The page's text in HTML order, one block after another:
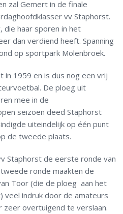
zal Gemert in de finale
vv Staphorst.
die haar sporen in het
dan verdiend heeft. Spanning
op sportpark Molenbroek.
in 1959 en is dus nog een vrij
De ploeg uit
mee in de
seizoen deed Staphorst
uiteindelijk op één punt
de tweede plaats.
Staphorst de eerste ronde van
ronde maakten de
Toor (die de ploeg aan het
veel indruk door de amateurs
zeer overtuigend te verslaan.